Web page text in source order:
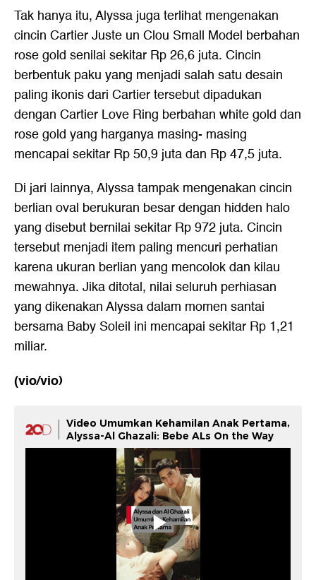
Tak hanya itu, Alyssa juga terlihat mengenakan
cincin Cartier Juste un Clou Small Model berbahan
rose gold senilai sekitar Rp 26,6 juta. Cincin
berbentuk paku yang menjadi salah satu desain
paling ikonis dari Cartier tersebut dipadukan
dengan Cartier Love Ring berbahan white gold dan
rose gold yang harganya masing- masing
mencapai sekitar Rp 50,9 juta dan Rp 47,5 juta.
Di jari lainnya, Alyssa tampak mengenakan cincin
berlian oval berukuran besar dengan hidden halo
yang disebut bernilai sekitar Rp 972 juta. Cincin
tersebut menjadi item paling mencuri perhatian
karena ukuran berlian yang mencolok dan kilau
mewahnya. Jika ditotal, nilai seluruh perhiasan
yang dikenakan Alyssa dalam momen santai
bersama Baby Soleil ini mencapai sekitar Rp 1,21
miliar.
(vio/vio)
Video Umumkan Kehamilan Anak Pertama,
Alyssa-Al Ghazali: Bebe ALs On the Way